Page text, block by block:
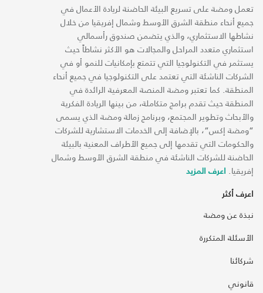
تعمل ومضة على تسريع البيئة الحاضنة لريادة الأعمال في
جميع أنحاء منطقة الشرق الأوسط وشمال إفريقيا من خلال
نشاطها الاستثماري، والذي يتضمن صندوق رأسمالي
استثماري متعدد المراحل والمجالات هو الأكثر نشاطاً حيث
يستثمر في التكنولوجيا التي تتمتع بإمكانيات للنمو أو في
الشركات الناشئة التي تعتمد على التكنولوجيا في جميع أنحاء
المنطقة. كما تعتبر ومضة المنصة المعرفية الرائدة في
المنطقة حيث تقدم برامج متكاملة، من بينها الريادة الفكرية
والأبحاث وتطوير المجتمع، وبرنامج زمالة ومضة الذي يسمى
“ومضة إكس“، بالإضافة إلى الخدمات الاستشارية للشركات
والحكومات التي تقدمها إلى جميع الأطراف المعنية بالبيئة
الحاضنة للشركات الناشئة في منطقة الشرق الأوسط وشمال
إفريقيا. اعرف المزيد
اعرف أكثر
نبذة عن ومضة
الأسئلة المتكررة
شركائنا
قانوني